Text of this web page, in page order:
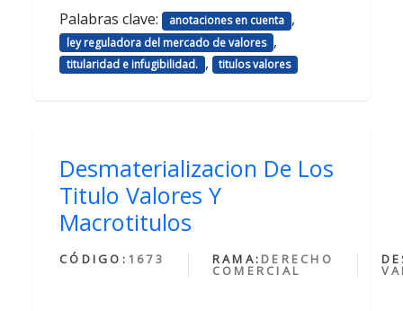
Palabras clave: anotaciones en cuenta ,
ley reguladora del mercado de valores ,
titularidad e infugibilidad. , titulos valores
Desmaterializacion De Los
Titulo Valores Y
Macrotitulos
CÓDIGO: 1673 RAMA: DERECHO
COMERCIAL